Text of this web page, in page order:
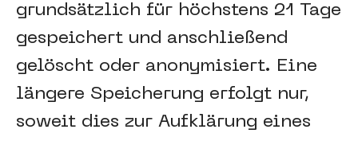
grundsätzlich für höchstens 21 Tage
gespeichert und anschließend
gelöscht oder anonymisiert. Eine
längere Speicherung erfolgt nur,
soweit dies zur Aufklärung eines